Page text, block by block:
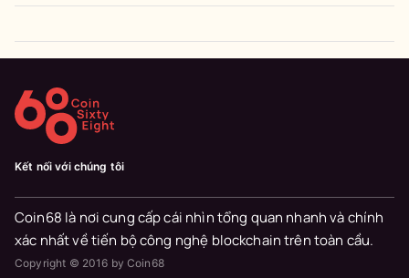
Kết nối với chúng tôi
Coin68 là nơi cung cấp cái nhìn tổng quan nhanh và chính
xác nhất về tiến bộ công nghệ blockchain trên toàn cầu.
Copyright © 2016 by Coin68